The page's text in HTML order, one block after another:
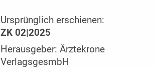
Ursprünglich erschienen:
ZK 02|2025
Herausgeber: Ärztekrone
VerlagsgesmbH